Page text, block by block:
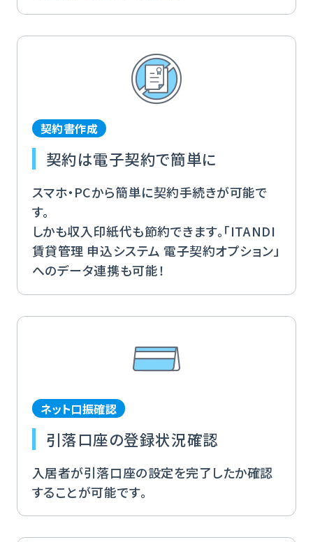
契約書作成
契約は電子契約で簡単に
スマホ・PCから簡単に契約手続きが可能で
す。
しかも収入印紙代も節約できます。「ITANDI
賃貸管理 申込システム 電子契約オプション」
へのデータ連携も可能！
ネット口振確認
引落口座の登録状況確認
入居者が引落口座の設定を完了したか確認
することが可能です。